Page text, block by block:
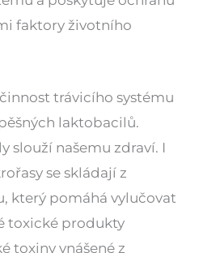
faktory životního
trávicího systému
laktobacilů.
slouží našemu zdraví. I
se skládají z
který pomáhá vylučovat
toxické produkty
toxiny vnášené z